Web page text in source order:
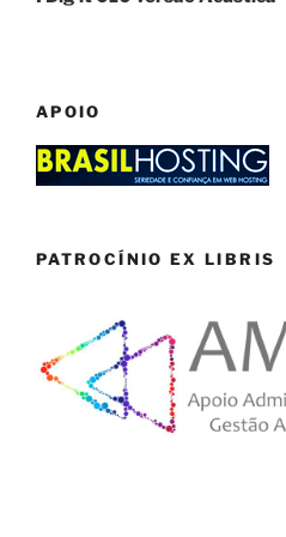
APOIO
PATROCÍNIO EX LIBRIS